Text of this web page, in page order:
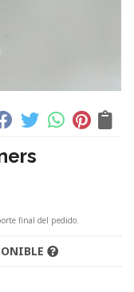
final del pedido.